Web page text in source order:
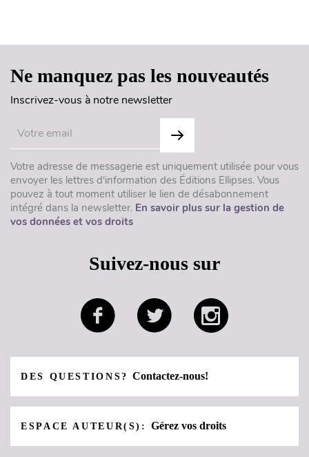
Ne manquez pas les nouveautés
Inscrivez-vous à notre newsletter
Votre adresse de messagerie est uniquement utilisée pour vous
envoyer les lettres d'information des Éditions Ellipses. Vous
pouvez à tout moment utiliser le lien de désabonnement
intégré dans la newsletter. En savoir plus sur la gestion de
vos données et vos droits
Suivez-nous sur
DES QUESTIONS?Contactez-nous!
ESPACE AUTEUR(S):Gérez vos droits